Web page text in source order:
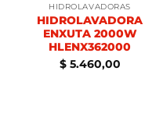
HIDROLAVADORAS
HIDROLAVADORA
ENXUTA 2000W
HLENX362000
$5.460,00